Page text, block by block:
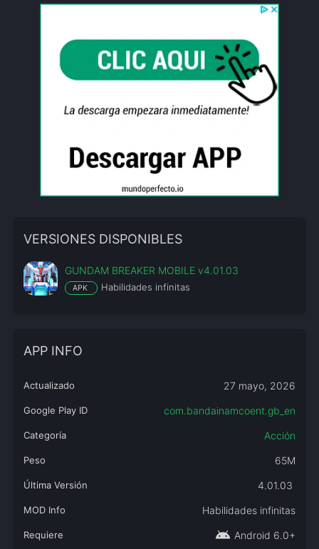
VERSIONES DISPONIBLES
GUNDAM BREAKER MOBILE v4.01.03
APK Habilidades infinitas
APP INFO
Actualizado 27 mayo, 2026
Google Play ID com.bandainamcoent.gb_en
Categoría Acción
Peso 65M
Última Versión 4.01.03
MOD Info Habilidades infinitas
Requiere android Android 6.0+